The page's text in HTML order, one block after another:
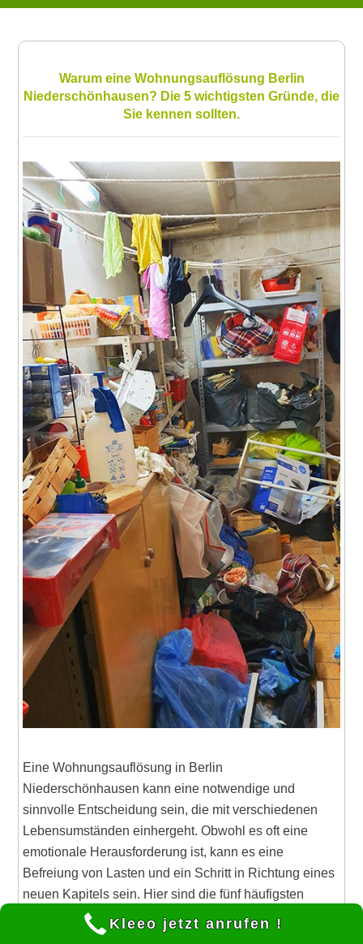
Warum eine Wohnungsauflösung Berlin
Niederschönhausen? Die 5 wichtigsten Gründe, die
Sie kennen sollten.
Eine Wohnungsauflösung in Berlin
Niederschönhausen kann eine notwendige und
sinnvolle Entscheidung sein, die mit verschiedenen
Lebensumständen einhergeht. Obwohl es oft eine
emotionale Herausforderung ist, kann es eine
Befreiung von Lasten und ein Schritt in Richtung eines
neuen Kapitels sein. Hier sind die fünf häufigsten
Gründe, warum Menschen sich für eine
Wohnungsauflösung entscheiden:
Kleeo jetzt anrufen !